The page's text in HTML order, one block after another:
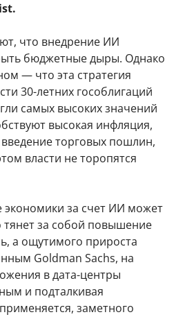
что внедрение ИИ
бюджетные дыры. Однако
— что эта стратегия
30-летних гособлигаций
самых высоких значений
высокая инфляция,
торговых пошлин,
власти не торопятся
экономики за счет ИИ может
тянет за собой повышение
а ощутимого прироста
Goldman Sachs, на
в дата-центры
и подталкивая
заметного